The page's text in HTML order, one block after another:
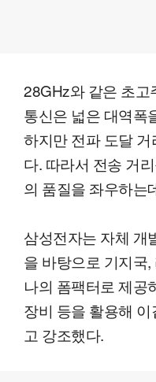
28GHz와 같은 초
통신은 넓은 대역폭
하지만 전파 도달
다. 따라서 전송 거
의 품질을 좌우하는
삼성전자는 자체 개
을 바탕으로 기지국
나의 폼팩터로 제공
장비 등을 활용해
고 강조했다.